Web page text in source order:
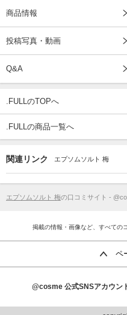
商品情報
投稿写真・動画
Q&A
.FULLのTOPへ
.FULLの商品一覧へ
関連リンク エプソムソルト 梅
エプソムソルト 梅の口コミサイト -
掲載の情報・画像など、すべての
ペ
@cosme 公式SNSアカウン